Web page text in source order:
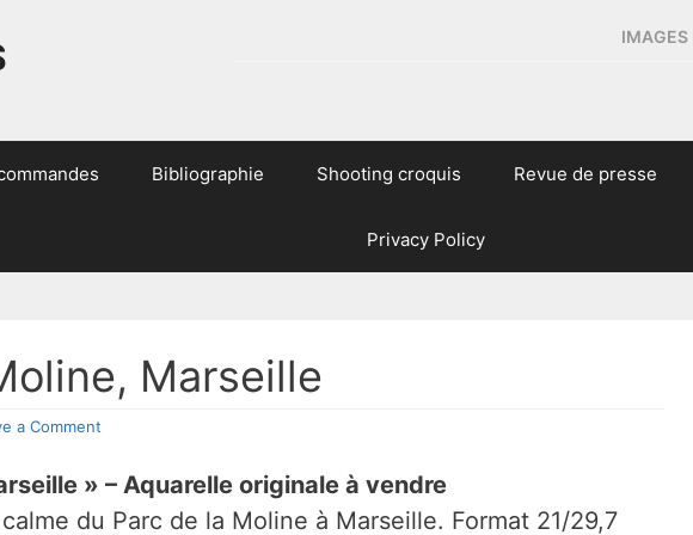
IMAGES
Bibliographie Shooting croquis Revue de presse
Privacy Policy
Marseille
a Comment
» – Aquarelle originale à vendre
du Parc de la Moline à Marseille. Format 21/29,7